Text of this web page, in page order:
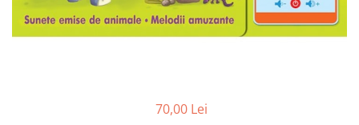
Coperți caiete si cărți
Etichete școlare
70,00 Lei